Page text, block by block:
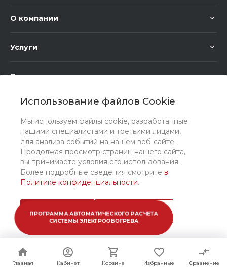
ПРОГРАММА АВТОМАТИЧЕСКОГО РАСЧЕТА
СИСТЕМЫ ЭЛЕКТРООБОГРЕВА
Использование файлов Cookie
Мы используем файлы cookie, разработанные
нашими специалистами и третьими лицами,
для анализа событий на нашем веб-сайте.
Продолжая просмотр страниц нашего сайта,
вы принимаете условия его использования.
Более подробные сведения смотрите в
Политике конфиденциальности.
Принимаю Подробнее
Главная Кабинет Корзина Избранные Сравнение
Главная Кабинет Корзина Избранные Сравнение
О компании
Услуги
Помощь
Мы в соц. сетях
© 2026 ООО "Санто Рус", Все права защищены